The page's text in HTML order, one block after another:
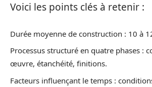
Voici les points clés à retenir :
Durée moyenne de construction : 10 à
Processus structuré en quatre phases :
œuvre, étanchéité, finitions.
Facteurs influençant le temps :